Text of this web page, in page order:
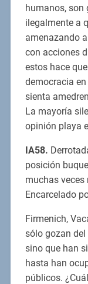
humanos, son
ilegalmente a
amenazando
con acciones
estos hace
democracia
sienta
La mayoría
opinión playa
IA58.
posición
muchas
Encarcelado
Firmenich,
sólo gozan
sino que han
hasta han
públicos.